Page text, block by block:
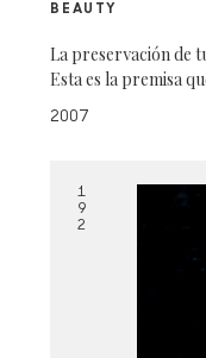
BEAUTY
La preservación de
Esta es la premisa
2007
1
9
2